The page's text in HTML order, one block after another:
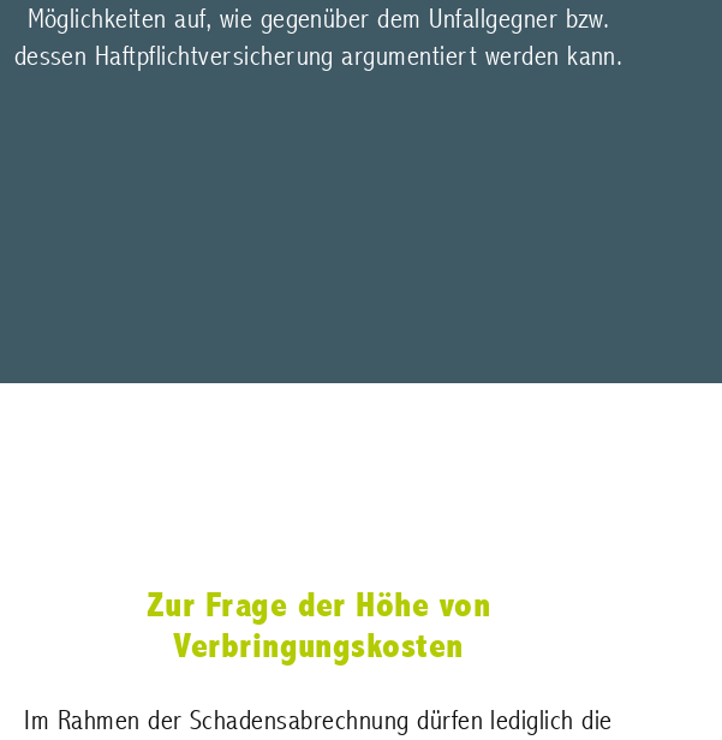
Möglichkeiten auf, wie gegenüber dem Unfallgegner bzw.
dessen Haftpflichtversicherung argumentiert werden kann.
Zur Frage der Höhe von
Verbringungskosten
Im Rahmen der Schadensabrechnung dürfen lediglich die